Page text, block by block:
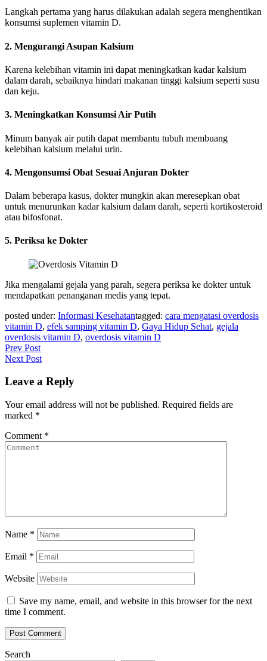
Langkah pertama yang harus dilakukan adalah segera menghentikan
konsumsi suplemen vitamin D.
2. Mengurangi Asupan Kalsium
Karena kelebihan vitamin ini dapat meningkatkan kadar kalsium
dalam darah, sebaiknya hindari makanan tinggi kalsium seperti susu
dan keju.
3. Meningkatkan Konsumsi Air Putih
Minum banyak air putih dapat membantu tubuh membuang
kelebihan kalsium melalui urin.
4. Mengonsumsi Obat Sesuai Anjuran Dokter
Dalam beberapa kasus, dokter mungkin akan meresepkan obat
untuk menurunkan kadar kalsium dalam darah, seperti kortikosteroid
atau bifosfonat.
5. Periksa ke Dokter
Jika mengalami gejala yang parah, segera periksa ke dokter untuk
mendapatkan penanganan medis yang tepat.
posted under: Informasi Kesehatantagged: cara mengatasi overdosis
vitamin D, efek samping vitamin D, Gaya Hidup Sehat, gejala
overdosis vitamin D, overdosis vitamin D
Post
navigation
Prev Post
Next Post
Leave a Reply
Your email address will not be published. Required fields are
marked *
Comment *
Name *
Email *
Website
Save my name, email, and website in this browser for the next
time I comment.
Search